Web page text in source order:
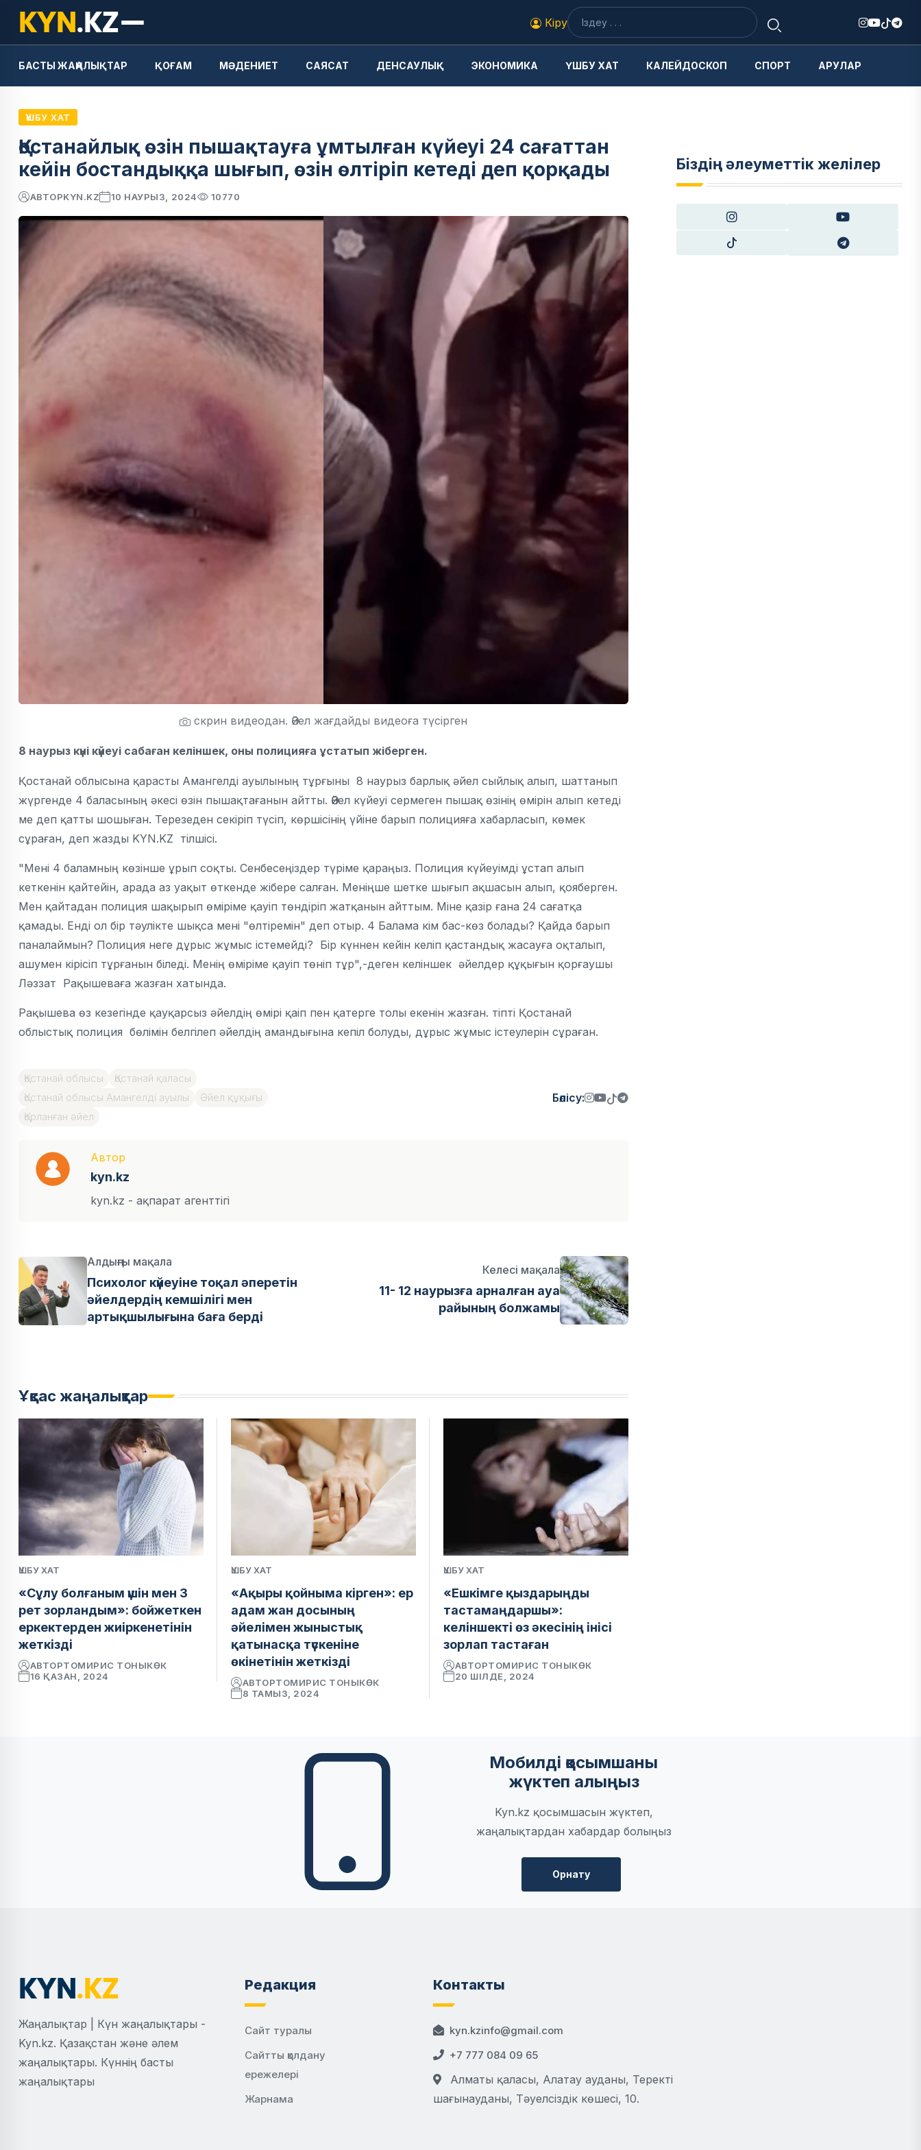
Кіру
БАСТЫ ЖАҢАЛЫҚТАР ҚОҒАМ МӘДЕНИЕТ САЯСАТ ДЕНСАУЛЫҚ ЭКОНОМИКА ҮШБУ ХАТ КАЛЕЙДОСКОП СПОРТ АРУЛАР
ҮШБУ ХАТ
Қостанайлық өзін пышақтауға ұмтылған күйеуі 24 сағаттан
кейін бостандыққа шығып, өзін өлтіріп кетеді деп қорқады
АВТОРKYN.KZ 10 НАУРЫЗ, 2024 10770
скрин видеодан. Әйел жағдайды видеоға түсірген
8 наурыз күні күйеуі сабаған келіншек, оны полицияға ұстатып жіберген.
Қостанай облысына қарасты Амангелді ауылының тұрғыны 8 наурыз барлық әйел сыйлық алып, шаттанып
жүргенде 4 баласының әкесі өзін пышақтағанын айтты. Әйел күйеуі сермеген пышақ өзінің өмірін алып кетеді
ме деп қатты шошыған. Терезеден секіріп түсіп, көршісінің үйіне барып полицияға хабарласып, көмек
сұраған, деп жазды KYN.KZ тілшісі.
"Мені 4 баламның көзінше ұрып соқты. Сенбесеңіздер түріме қараңыз. Полиция күйеуімді ұстап алып
кеткенін қайтейін, арада аз уақыт өткенде жібере салған. Меніңше шетке шығып ақшасын алып, қояберген.
Мен қайтадан полиция шақырып өміріме қауіп төндіріп жатқанын айттым. Міне қазір ғана 24 сағатқа
қамады. Енді ол бір тәулікте шықса мені "өлтіремін" деп отыр. 4 Балама кім бас-көз болады? Қайда барып
паналаймын? Полиция неге дұрыс жұмыс істемейді? Бір күннен кейін келіп қастандық жасауға оқталып,
ашумен кірісіп тұрғанын біледі. Менің өміріме қауіп төніп тұр",-деген келіншек әйелдер құқығын қорғаушы
Ләззат Рақышеваға жазған хатында.
Рақышева өз кезегінде қауқарсыз әйелдің өмірі қаіп пен қатерге толы екенін жазған. тіпті Қостанай
облыстық полиция бөлімін белгілеп әйелдің амандығына кепіл болуды, дұрыс жұмыс істеулерін сұраған.
Қостанай облысы
Қостанай қаласы
Қостанай облысы Амангелді ауылы
Әйел құқығы
Қорланған әйел
Бөлісу:
Автор
kyn.kz
kyn.kz - ақпарат агенттігі
Алдыңғы мақала
Психолог күйеуіне тоқал әперетін
әйелдердің кемшілігі мен
артықшылығына баға берді
Келесі мақала
11- 12 наурызға арналған ауа
райының болжамы
Ұқсас жаңалықтар
ҮШБУ ХАТ
«Сұлу болғаным үшін мен 3
рет зорландым»: бойжеткен
еркектерден жиіркенетінін
жеткізді
АВТОРТОМИРИС ТОНЫКӨК
16 ҚАЗАН, 2024
ҮШБУ ХАТ
«Ақыры қойныма кірген»: ер
адам жан досының
әйелімен жыныстық
қатынасқа түскеніне
өкінетінін жеткізді
АВТОРТОМИРИС ТОНЫКӨК
8 ТАМЫЗ, 2024
ҮШБУ ХАТ
«Ешкімге қыздарыңды
тастамаңдаршы»:
келіншекті өз әкесінің інісі
зорлап тастаған
АВТОРТОМИРИС ТОНЫКӨК
20 ШІЛДЕ, 2024
Біздің әлеуметтік желілер
Мобилді қосымшаны
жүктеп алыңыз
Kyn.kz қосымшасын жүктеп,
жаңалықтардан хабардар болыңыз
Орнату
Жаңалықтар | Күн жаңалықтары -
Kyn.kz. Қазақстан және әлем
жаңалықтары. Күннің басты
жаңалықтары
Редакция
Сайт туралы
Сайтты қолдану
ережелері
Жарнама
Контакты
kyn.kzinfo@gmail.com
+7 777 084 09 65
Алматы қаласы, Алатау ауданы, Теректі
шағынауданы, Тәуелсіздік көшесі, 10.